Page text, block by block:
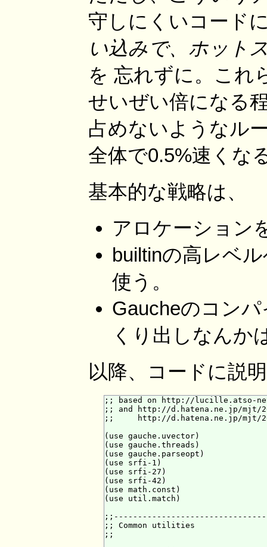
守しにくいコード
い込みで、ホット
を 忘れずに。これ
せいぜい倍になる
占めないようなル
全体で0.5%速くな
基本的な戦略は、
アロケーション
builtinの高レベ
使う。
Gaucheのコン
くり出しなんか
以降、コードに説
;; based on http://lucille.atso-
;; and http://d.hatena.ne.jp/mjt/
;;     http://d.hatena.ne.jp/mjt/
(use gauche.uvector)
(use gauche.threads)
(use gauche.parseopt)
(use srfi-1)
(use srfi-27)
(use srfi-42)
(use math.const)
(use util.match)
;; Common utilities
;;